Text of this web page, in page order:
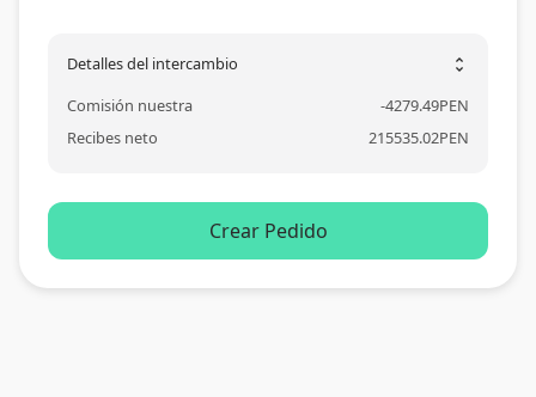
Detalles del intercambio unfold_more
Comisión nuestra -4279.49PEN
Recibes neto
215535.02PEN
Crear Pedido